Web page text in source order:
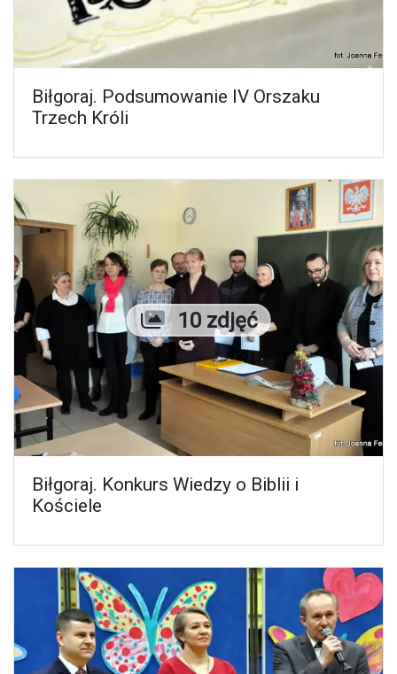
Biłgoraj. Podsumowanie IV Orszaku
Trzech Króli
Liczba zdjęć
10 zdjęć
Biłgoraj. Konkurs Wiedzy o Biblii i
Kościele